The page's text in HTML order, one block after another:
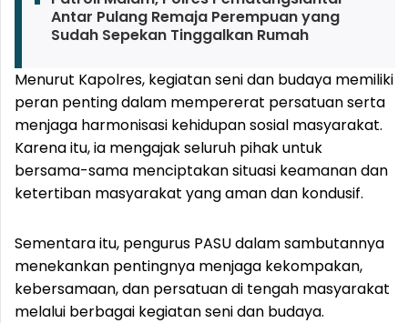
Antar Pulang Remaja Perempuan yang
Sudah Sepekan Tinggalkan Rumah
Menurut Kapolres, kegiatan seni dan budaya memiliki
peran penting dalam mempererat persatuan serta
menjaga harmonisasi kehidupan sosial masyarakat.
Karena itu, ia mengajak seluruh pihak untuk
bersama-sama menciptakan situasi keamanan dan
ketertiban masyarakat yang aman dan kondusif.
Sementara itu, pengurus PASU dalam sambutannya
menekankan pentingnya menjaga kekompakan,
kebersamaan, dan persatuan di tengah masyarakat
melalui berbagai kegiatan seni dan budaya.